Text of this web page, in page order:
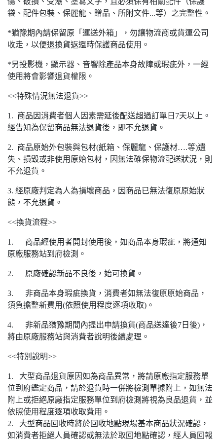
袋、配件包裝、保麗龍、贈品、所附文件...等）之完整性。
*猶豫期內請保留原「運送外箱」，勿讓物流商或貨運公司
收走，以便退換貨返還時保護商品使用。
*另投影機，顯示器、音響除產品本身故障或瑕疵外，一經
使用將會影響退貨權限。
<<特殊情況無法退貨>>
1. 商品因消費者個人因素需延後配送超過訂單日7天以上。
經告知為保留商品無法退貨後，即不允退貨。
2. 商品原始外包裝與包材(紙箱、保麗龍、保護材….等)遺
失、損毀或非使用原始包材，因無法確保物流配送狀況，則
不允退貨。
3. 經原廠判定為人為損壞商品，因商品已無法復原原始狀
態，不允退貨。
<<換貨流程>>
1. 商品經使用者開封使用後，如商品本身瑕疵，將通知
原廠服務站到府檢測。
2. 原廠確認新品不良後，始可換貨。
3. 非商品本身瑕疵換貨，消費者如無法復原原始商品，
須負擔整新費用(依照使用程度逐項收取)。
4. 非新品猶豫期間內提出申請換貨(商品送達後7日後)，
將由原廠服務站與消費者說明後續處理。
<<特別說明>>
1. 大型商品退貨原因如為商品異常，將請原廠指定服務單
位到府鑑定商品，請於退貨時一併將檢測單據附上，如無法
附上或拒絕原廠指定服務單位到府檢測將視為良品退貨，並
依照使用程度逐項收取費用。
2. 大型商品回收時將於回收地點現場基本商品狀況確認，
如消費者拒絕人員確認或無法於取回地點確認，經人員回報